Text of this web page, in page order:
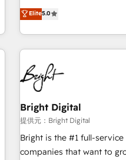
implementations across
led, onboarding-obsessed INSIDEA helps growing
companies turn HubSpot
onboard your team,
powered workflows that
your time zone. What we do: ➤ Onboarding: Live in weeks,
with workflows built
➤ Migration: Move from
full data integrity. ➤
run your revenue process.
wired together. ➤ AI and
Elite5.0
Bright Digital
提供元：Bright Digital
Bright is the #1 full-
companies that want to